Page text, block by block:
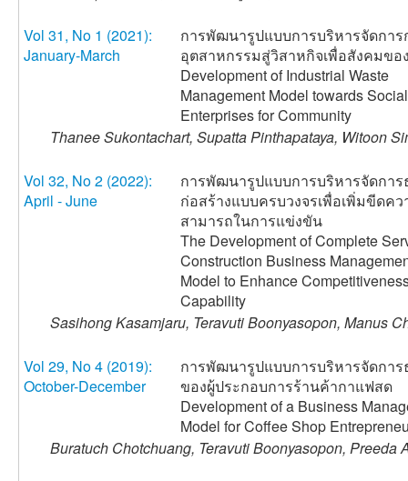
Vol 31, No 1 (2021):
January-March
การพัฒนารูปแบบการบริหารจัดการ
อุตสาหกรรมสู่วิสาหกิจเพื่อสังคมข
Development of Industrial Waste
Management Model towards Social
Enterprises for Community
Thanee Sukontachart, Supatta Pinthapataya, Witoon
Vol 32, No 2 (2022):
April - June
การพัฒนารูปแบบการบริหารจัดการ
ก่อสร้างแบบครบวงจรเพื่อเพิ่มขีดค
สามารถในการแข่งขัน
The Development of Complete
Construction Business
Model to Enhance
Capability
Sasihong Kasamjaru, Teravuti Boonyasopon, Manus
Vol 29, No 4 (2019):
October-December
การพัฒนารูปแบบการบริหารจัดการ
ของผู้ประกอบการร้านค้ากาแฟสด
Development of a Business
Model for Coffee Shop
Buratuch Chotchuang, Teravuti Boonyasopon, Preeda